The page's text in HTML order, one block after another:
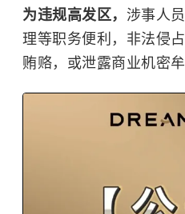
为违规高发区， 涉事人
理等职务便利，非法侵
贿赂，或泄露商业机密牟